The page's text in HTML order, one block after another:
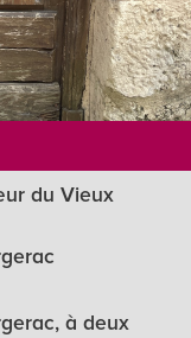
du Vieux
à deux